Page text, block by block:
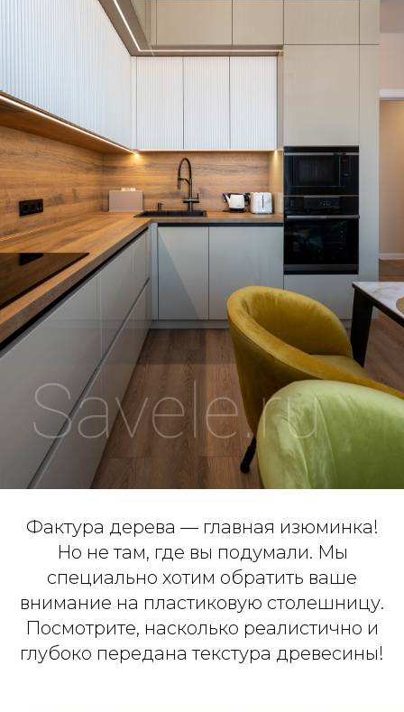
Фактура дерева — главная изюминка!
Но не там, где вы подумали. Мы
специально хотим обратить ваше
внимание на пластиковую столешницу.
Посмотрите, насколько реалистично и
глубоко передана текстура древесины!